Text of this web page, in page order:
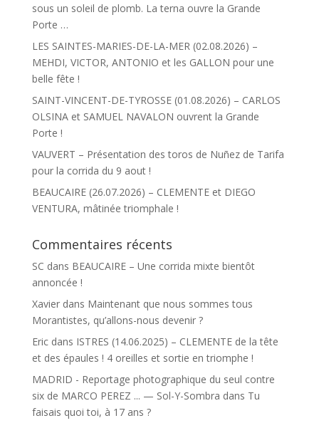
sous un soleil de plomb. La terna ouvre la Grande
Porte …
LES SAINTES-MARIES-DE-LA-MER (02.08.2026) –
MEHDI, VICTOR, ANTONIO et les GALLON pour une
belle fête !
SAINT-VINCENT-DE-TYROSSE (01.08.2026) – CARLOS
OLSINA et SAMUEL NAVALON ouvrent la Grande
Porte !
VAUVERT – Présentation des toros de Nuñez de Tarifa
pour la corrida du 9 aout !
BEAUCAIRE (26.07.2026) – CLEMENTE et DIEGO
VENTURA, mâtinée triomphale !
Commentaires récents
SC dans BEAUCAIRE – Une corrida mixte bientôt
annoncée !
Xavierdans Maintenant que nous sommes tous
Morantistes, qu’allons-nous devenir ?
Ericdans ISTRES (14.06.2025) – CLEMENTE de la tête
et des épaules ! 4 oreilles et sortie en triomphe !
MADRID - Reportage photographique du seul contre
six de MARCO PEREZ ... — Sol-Y-Sombra dans Tu
faisais quoi toi, à 17 ans ?